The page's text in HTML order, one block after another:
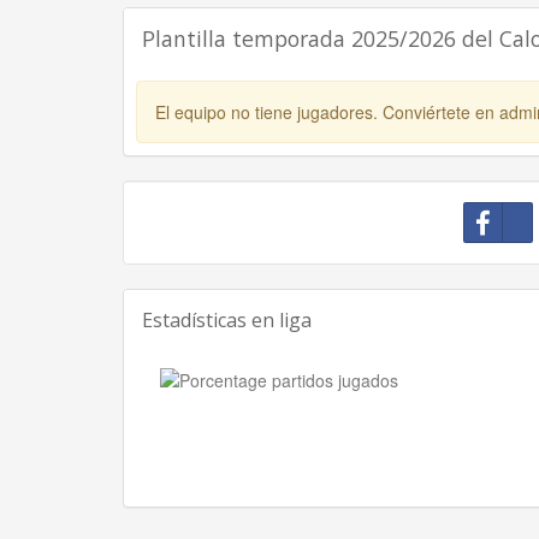
Plantilla temporada 2025/2026 del
El equipo no tiene jugadores. Conviértete en
Estadísticas en liga